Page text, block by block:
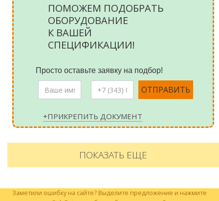
ПОМОЖЕМ ПОДОБРАТЬ
ОБОРУДОВАНИЕ
К ВАШЕЙ
СПЕЦИФИКАЦИИ!
Просто оставьте заявку на подбор!
+ПРИКРЕПИТЬ ДОКУМЕНТ
ПОКАЗАТЬ ЕЩЕ
Заметили ошибку на сайте? Выделите предложение и нажмите